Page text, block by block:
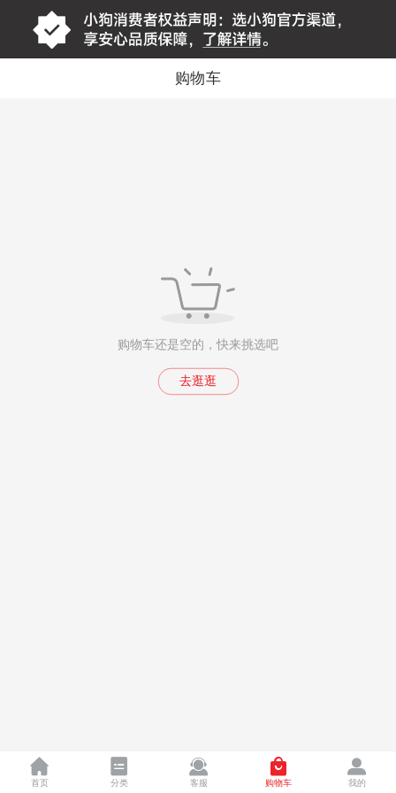
购物车
购物车还是空的，快来挑选吧
去逛逛